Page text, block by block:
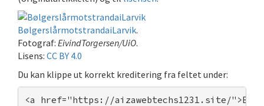
BølgerslårmotstrandaiLarvik.
Fotograf: EivindTorgersen/UiO.
Lisens: CC BY 4.0
Du kan klippe ut korrekt kreditering fra feltet under:
<a href="https://aizawebtechs1231.site/